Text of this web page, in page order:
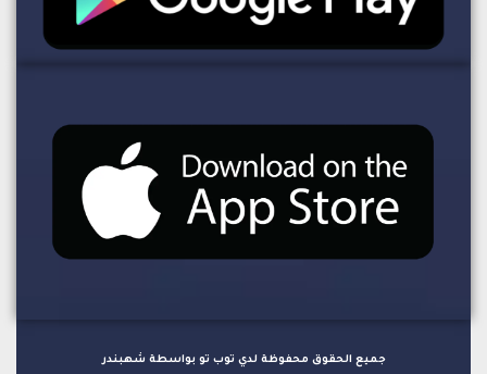
جميع الحقوق محفوظة لدي توب تو بواسطة شهبندر